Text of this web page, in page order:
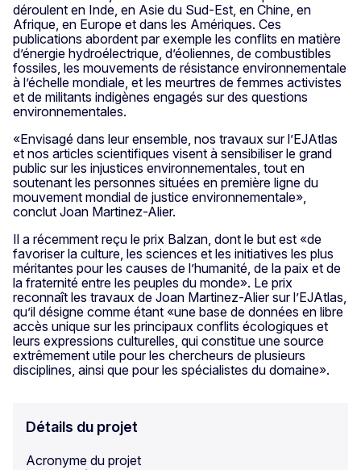
déroulent en Inde, en Asie du Sud-Est, en Chine, en
Afrique, en Europe et dans les Amériques. Ces
publications abordent par exemple les conflits en matière
d’énergie hydroélectrique, d’éoliennes, de combustibles
fossiles, les mouvements de résistance environnementale
à l’échelle mondiale, et les meurtres de femmes activistes
et de militants indigènes engagés sur des questions
environnementales.
«Envisagé dans leur ensemble, nos travaux sur l’EJAtlas
et nos articles scientifiques visent à sensibiliser le grand
public sur les injustices environnementales, tout en
soutenant les personnes situées en première ligne du
mouvement mondial de justice environnementale»,
conclut Joan Martinez-Alier.
Il a récemment reçu le prix Balzan, dont le but est «de
favoriser la culture, les sciences et les initiatives les plus
méritantes pour les causes de l’humanité, de la paix et de
la fraternité entre les peuples du monde». Le prix
reconnaît les travaux de Joan Martinez-Alier sur l’EJAtlas,
qu’il désigne comme étant «une base de données en libre
accès unique sur les principaux conflits écologiques et
leurs expressions culturelles, qui constitue une source
extrêmement utile pour les chercheurs de plusieurs
disciplines, ainsi que pour les spécialistes du domaine».
Détails du projet
Acronyme du projet